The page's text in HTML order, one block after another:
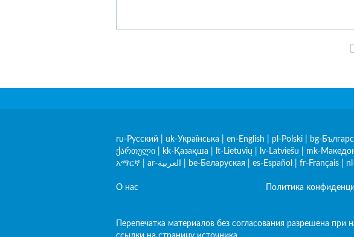
ru-Русский uk-Українська en-English pl-Polski bg-
ქართული
kk-Қазақша lt-Lietuvių lv-Latviešu mk-
አማርኛ
ar-العربية be-Беларуская es-Español fr-Français
О нас Политика
Перепечатка материалов без согласования разрешена при